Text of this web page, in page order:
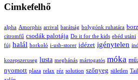
Cimkefelhő
alpha Amorphis arrival barátság bolygónk ruhatára
citromfű csodák palotája Do it for the kids ebéd utáni
fúj halál horkoló i-usb-storer idézet igénytelen
kozepszeruseg lusta megbánás mártogatós móka
nyomott plaza relax réz solution szőnyeg sületlen